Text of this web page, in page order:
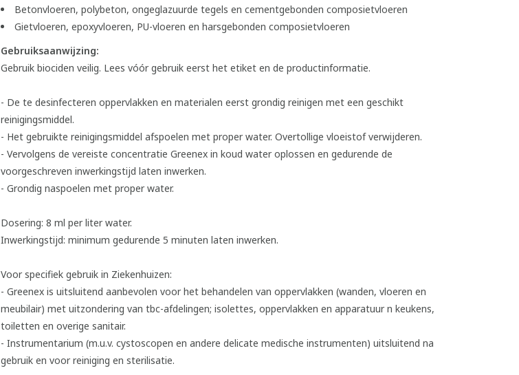
Betonvloeren, polybeton, ongeglazuurde tegels en cementgebonden composietvloeren
Gietvloeren, epoxyvloeren, PU-vloeren en harsgebonden composietvloeren
Gebruiksaanwijzing:
Gebruik biociden veilig. Lees vóór gebruik eerst het etiket en de productinformatie.
- De te desinfecteren oppervlakken en materialen eerst grondig reinigen met een geschikt
reinigingsmiddel.
- Het gebruikte reinigingsmiddel afspoelen met proper water. Overtollige vloeistof verwijderen.
- Vervolgens de vereiste concentratie Greenex in koud water oplossen en gedurende de
voorgeschreven inwerkingstijd laten inwerken.
- Grondig naspoelen met proper water.
Dosering: 8 ml per liter water.
Inwerkingstijd: minimum gedurende 5 minuten laten inwerken.
Voor specifiek gebruik in Ziekenhuizen:
- Greenex is uitsluitend aanbevolen voor het behandelen van oppervlakken (wanden, vloeren en
meubilair) met uitzondering van tbc-afdelingen; isolettes, oppervlakken en apparatuur n keukens,
toiletten en overige sanitair.
- Instrumentarium (m.u.v. cystoscopen en andere delicate medische instrumenten) uitsluitend na
gebruik en voor reiniging en sterilisatie.